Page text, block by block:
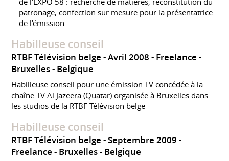
patronage, confection sur mesure pour la présentatrice
de l'émission
Habilleuse conseil
RTBF Télévision belge Avril 2008 Freelance
Bruxelles
Belgique
Habilleuse conseil pour une émission TV concédée à la
chaîne TV Al Jazeera (Quatar) organisée à Bruxelles dans
les studios de la RTBF Télévision belge
Habilleuse conseil
RTBF Télévision belge
Septembre 2009
Freelance
Bruxelles Belgique